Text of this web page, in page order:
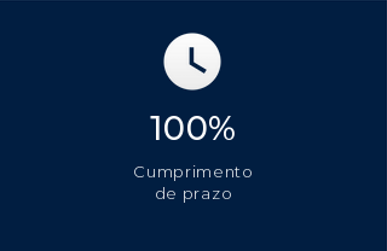
100%
Cumprimento
de prazo